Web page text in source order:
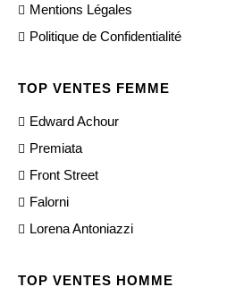
Mentions Légales
Politique de Confidentialité
TOP VENTES FEMME
Edward Achour
Premiata
Front Street
Falorni
Lorena Antoniazzi
TOP VENTES HOMME